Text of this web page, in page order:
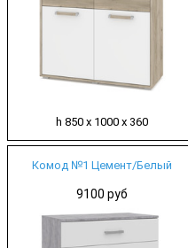
h 850 х 1000 х 360
Комод №1 Цемент/Белый
9100 руб